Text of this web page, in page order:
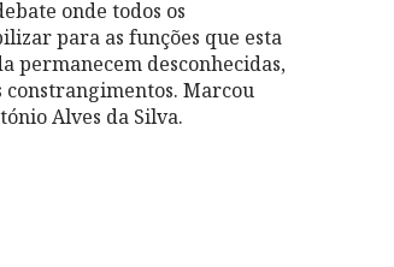
onde todos os
para as funções que esta
permanecem desconhecidas,
Marcou
Alves da Silva.